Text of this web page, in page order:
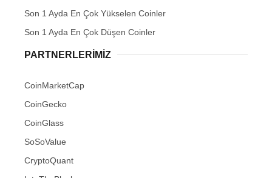
Son 1 Ayda En Çok Yükselen Coinler
Son 1 Ayda En Çok Düşen Coinler
PARTNERLERIMIZ
CoinMarketCap
CoinGecko
CoinGlass
SoSoValue
CryptoQuant